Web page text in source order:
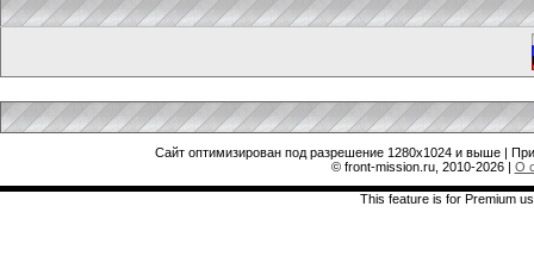
Сайт оптимизирован под разрешение 1280x1024 и выше |
© front-mission.ru, 2010-2026| О
This feature is for Premium